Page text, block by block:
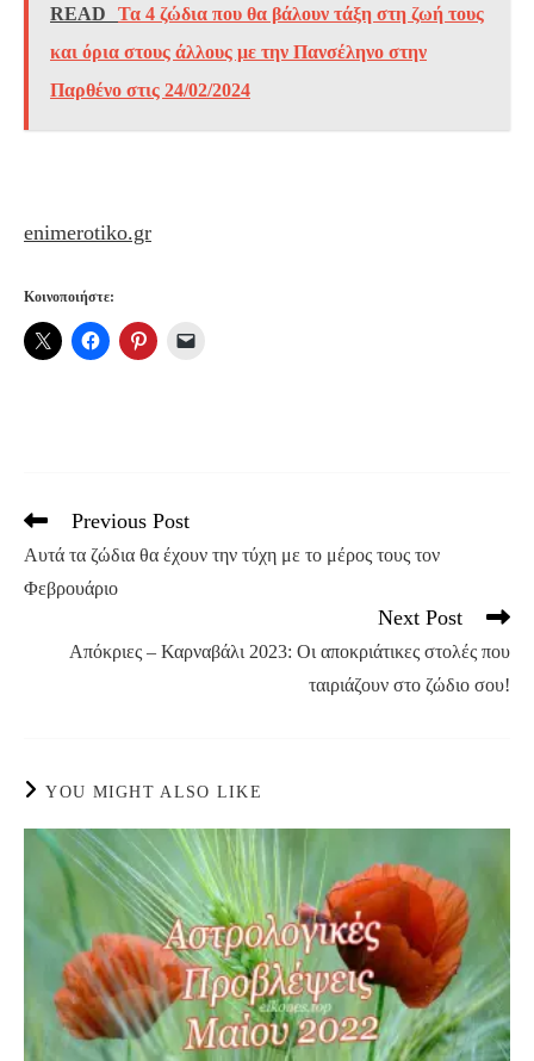
READ
Τα 4 ζώδια που θα βάλουν τάξη στη ζωή τους
και όρια στους άλλους με την Πανσέληνο στην
Παρθένο στις 24/02/2024
enimerotiko.gr
Κοινοποιήστε:
Read
articles
Previous Post
Αυτά τα ζώδια θα έχουν την τύχη με το μέρος τους τον
Φεβρουάριο
Next Post
Απόκριες – Καρναβάλι 2023: Οι αποκριάτικες στολές που
ταιριάζουν στο ζώδιο σου!
YOU MIGHT ALSO LIKE